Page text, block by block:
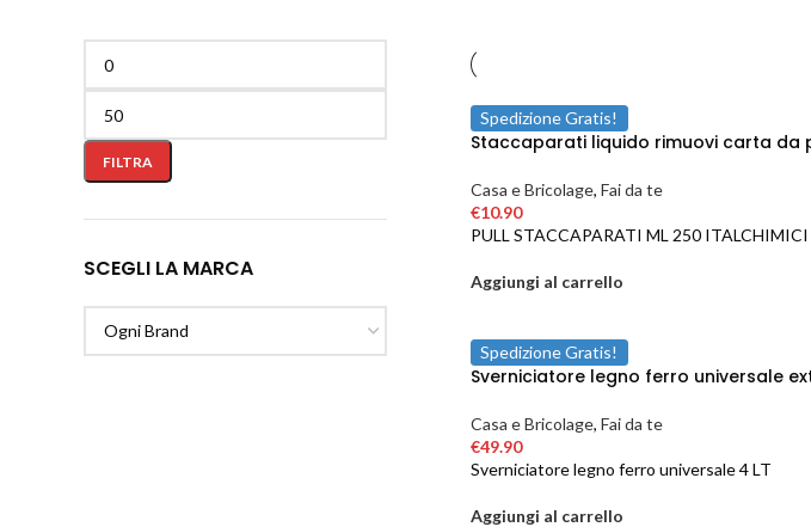
FILTRA
SCEGLI LA MARCA
Spedizione Gratis!
Staccaparati liquido rimuovi carta da
Casa e Bricolage, Fai da te
€10.90
PULL STACCAPARATI ML 250 ITALCHIMICI
Aggiungi al carrello
Spedizione Gratis!
Sverniciatore legno ferro universale
Casa e Bricolage, Fai da te
€49.90
Sverniciatore legno ferro universale 4 LT
Aggiungi al carrello